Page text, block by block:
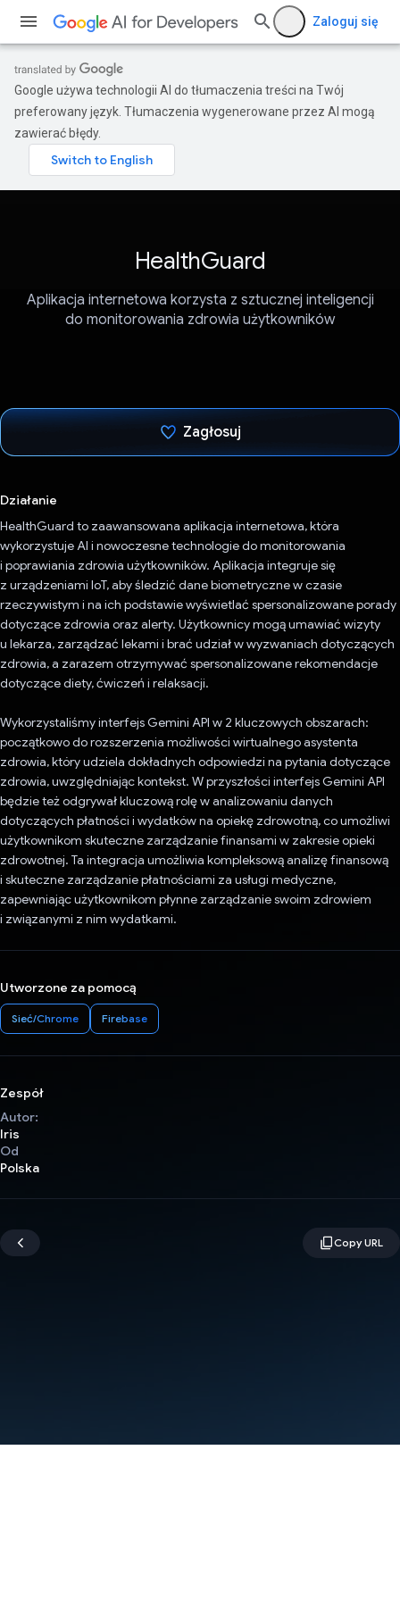
Zaloguj się
Google używa technologii AI do tłumaczenia treści na Twój
preferowany język. Tłumaczenia wygenerowane przez AI mogą
zawierać błędy.
HealthGuard
Aplikacja internetowa korzysta z sztucznej inteligencji
do monitorowania zdrowia użytkowników
Zagłosuj
Działanie
HealthGuard to zaawansowana aplikacja internetowa, która
wykorzystuje AI i nowoczesne technologie do monitorowania
i poprawiania zdrowia użytkowników. Aplikacja integruje się
z urządzeniami IoT, aby śledzić dane biometryczne w czasie
rzeczywistym i na ich podstawie wyświetlać spersonalizowane porady
dotyczące zdrowia oraz alerty. Użytkownicy mogą umawiać wizyty
u lekarza, zarządzać lekami i brać udział w wyzwaniach dotyczących
zdrowia, a zarazem otrzymywać spersonalizowane rekomendacje
dotyczące diety, ćwiczeń i relaksacji.
Wykorzystaliśmy interfejs Gemini API w 2 kluczowych obszarach:
początkowo do rozszerzenia możliwości wirtualnego asystenta
zdrowia, który udziela dokładnych odpowiedzi na pytania dotyczące
zdrowia, uwzględniając kontekst. W przyszłości interfejs Gemini API
będzie też odgrywał kluczową rolę w analizowaniu danych
dotyczących płatności i wydatków na opiekę zdrowotną, co umożliwi
użytkownikom skuteczne zarządzanie finansami w zakresie opieki
zdrowotnej. Ta integracja umożliwia kompleksową analizę finansową
i skuteczne zarządzanie płatnościami za usługi medyczne,
zapewniając użytkownikom płynne zarządzanie swoim zdrowiem
i związanymi z nim wydatkami.
Utworzone za pomocą
Sieć/Chrome Firebase
Zespół
Autor:
Iris
Od
Polska